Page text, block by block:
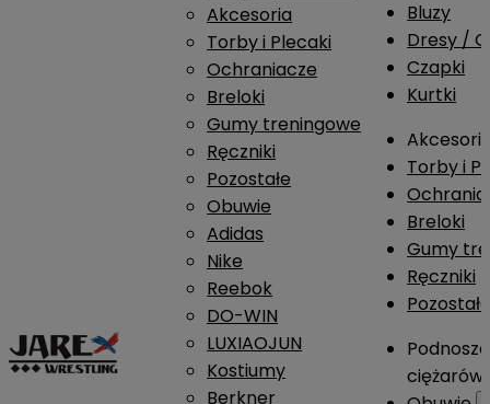
Akcesoria
Torby i Plecaki
Ochraniacze
Breloki
Gumy treningowe
Ręczniki
Pozostałe
Obuwie
Adidas
Nike
Reebok
DO-WIN
LUXIAOJUN
Kostiumy
Berkner
Bluzy
Dresy /
Czapki
Kurtki
Torby i
Breloki
Gumy
Ręczniki
ciężarów